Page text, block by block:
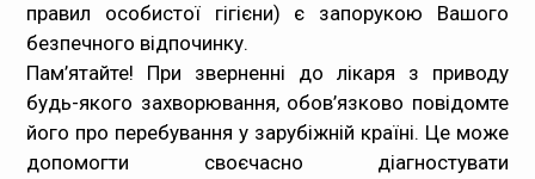
правил особистої гігієни) є запорукою Вашого
безпечного відпочинку.
Пам’ятайте! При зверненні до лікаря з приводу
будь-якого захворювання, обов’язково повідомте
його про перебування у зарубіжній країні. Це може
допомогти своєчасно діагностувати